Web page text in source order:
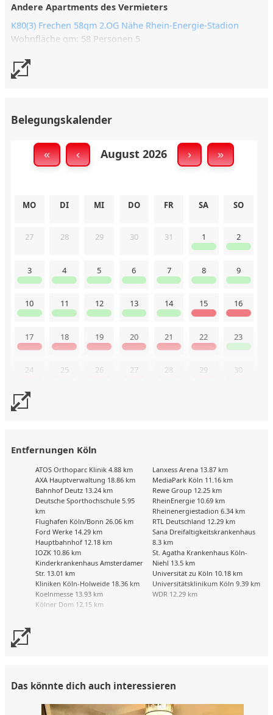
Andere Apartments des Vermieters
K80(3) Frechen 58qm 2.OG Nähe Rhein-Energie-Stadion
Wohnfläche qm: 58 Personen 5
Belegungskalender
« ‹ August 2026 › »
MO DI MI DO FR SA SO
27 28 29 30 31 1 2
3 4 5 6 7 8 9
10 11 12 13 14 15 16
17 18 19 20 21 22 23
24 25 26 27 28 29 30
Entfernungen Köln
ATOS Orthoparc Klinik 4.88 km
AXA Hauptverwaltung 18.86 km
Bahnhof Deutz 13.24 km
Deutsche Sporthochschule 5.95
km
Flughafen Köln/Bonn 26.06 km
Ford Werke 14.29 km
Hauptbahnhof 12.18 km
IOZK 10.86 km
Kinderkrankenhaus Amsterdamer
Str. 13.01 km
Kliniken Köln-Holweide 18.36 km
Koelnmesse 13.93 km
Kölner Dom 12.15 km
Lanxess Arena 13.87 km
MediaPark Köln 11.16 km
Rewe Group 12.25 km
RheinEnergie 10.69 km
Rheinenergiestadion 6.34 km
RTL Deutschland 12.29 km
Sana Dreifaltigkeitskrankenhaus
8.3 km
St. Agatha Krankenhaus Köln-
Niehl 13.5 km
Universität zu Köln 10.18 km
Universitätsklinikum Köln 9.39 km
WDR 12.29 km
Das könnte dich auch interessieren